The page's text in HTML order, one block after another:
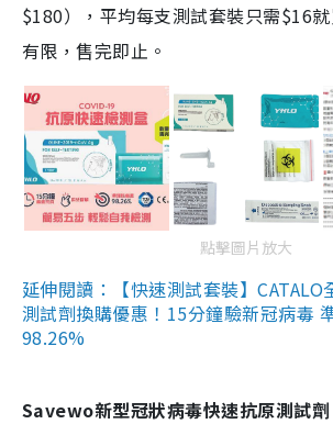
$180），平均每支測試套裝只需$16
有限，售完即止。
點擊圖片放大
延伸閱讀：【快速測試套裝】
測試劑換購優惠！15分鐘驗新冠病毒
98.26%
Savewo新型冠狀病毒快速抗原測試劑